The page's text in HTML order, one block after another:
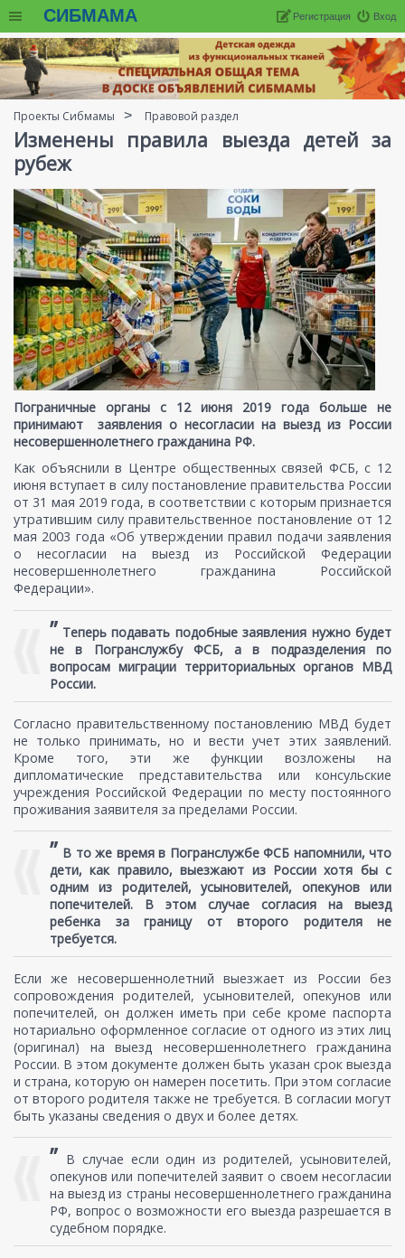
СИБМАМА Вход
Регистрация
Проекты Сибмамы Правовой раздел
Изменены правила выезда детей за
рубеж
Пограничные органы с 12 июня 2019 года больше не
принимают заявления о несогласии на выезд из России
несовершеннолетнего гражданина РФ.
Как объяснили в Центре общественных связей ФСБ, с 12
июня вступает в силу постановление правительства России
от 31 мая 2019 года, в соответствии с которым признается
утратившим силу правительственное постановление от 12
мая 2003 года «Об утверждении правил подачи заявления
о несогласии на выезд из Российской Федерации
несовершеннолетнего гражданина Российской
Федерации».
” Теперь подавать подобные заявления нужно будет
не в Погранслужбу ФСБ, а в подразделения по
вопросам миграции территориальных органов МВД
России.
Согласно правительственному постановлению МВД будет
не только принимать, но и вести учет этих заявлений.
Кроме того, эти же функции возложены на
дипломатические представительства или консульские
учреждения Российской Федерации по месту постоянного
проживания заявителя за пределами России.
” В то же время в Погранслужбе ФСБ напомнили, что
дети, как правило, выезжают из России хотя бы с
одним из родителей, усыновителей, опекунов или
попечителей. В этом случае согласия на выезд
ребенка за границу от второго родителя не
требуется.
Если же несовершеннолетний выезжает из России без
сопровождения родителей, усыновителей, опекунов или
попечителей, он должен иметь при себе кроме паспорта
нотариально оформленное согласие от одного из этих лиц
(оригинал) на выезд несовершеннолетнего гражданина
России. В этом документе должен быть указан срок выезда
и страна, которую он намерен посетить. При этом согласие
от второго родителя также не требуется. В согласии могут
быть указаны сведения о двух и более детях.
” В случае если один из родителей, усыновителей,
опекунов или попечителей заявит о своем несогласии
на выезд из страны несовершеннолетнего гражданина
РФ, вопрос о возможности его выезда разрешается в
судебном порядке.